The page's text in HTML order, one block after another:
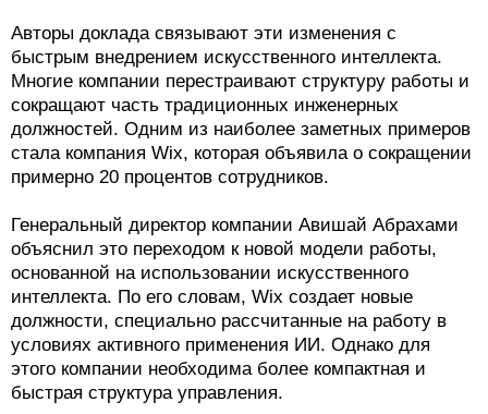
Авторы доклада связывают эти изменения с
быстрым внедрением искусственного интеллекта.
Многие компании перестраивают структуру работы и
сокращают часть традиционных инженерных
должностей. Одним из наиболее заметных примеров
стала компания Wix, которая объявила о сокращении
примерно 20 процентов сотрудников.
Генеральный директор компании Авишай Абрахами
объяснил это переходом к новой модели работы,
основанной на использовании искусственного
интеллекта. По его словам, Wix создает новые
должности, специально рассчитанные на работу в
условиях активного применения ИИ. Однако для
этого компании необходима более компактная и
быстрая структура управления.